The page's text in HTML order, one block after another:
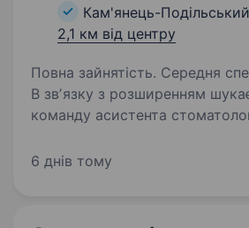
Кам'янець-
2,1 км від центру
Повна зайнятість. Середня
В звʼязку з розширенням
команду асистента
цілеспрямованість,
6 днів тому